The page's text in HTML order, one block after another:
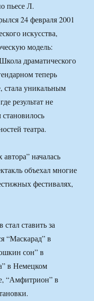
пьесе Л.
24 февраля 2001
искусства,
модель:
драматического
теперь
стала уникальным
результат не
театра.
началась
объехал многие
фестивалях,
ставить за
“Маскарад” в
сон” в
в Немецком
“Амфитрион” в